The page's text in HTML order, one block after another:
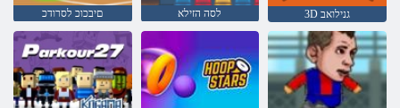
םיבכוכ לסרודכ לסה הזילא 3D גנילואב